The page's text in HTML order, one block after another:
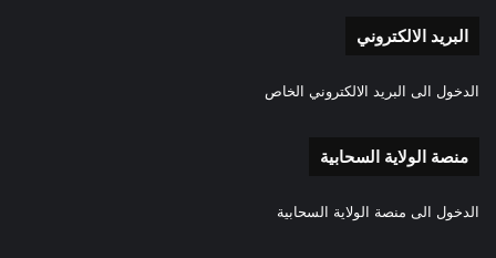
البريد الالكتروني
الدخول الى البريد الالكتروني الخاص
منصة الولاية السحابية
الدخول الى منصة الولاية السحابية